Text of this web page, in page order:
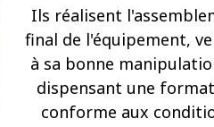
Ils réalisent
final de l'équipement,
à sa bonne
dispensant une
conforme aux